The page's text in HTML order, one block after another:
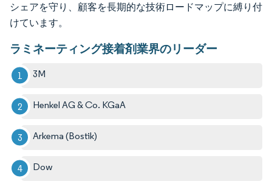
シェアを守り、顧客を長期的な技術ロードマップに縛り付
けています。
ラミネーティング接着剤業界のリーダー
3M
Henkel AG & Co. KGaA
Arkema (Bostik)
Dow